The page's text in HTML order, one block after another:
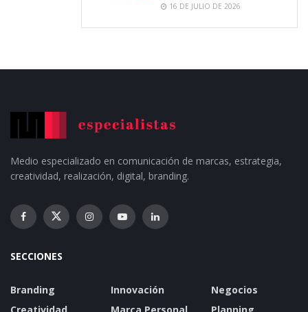
16 DE JULIO DE 2026
Medio especializado en comunicación de marcas, estrategia,
creatividad, realización, digital, branding.
SECCIONES
Branding
Creatividad
Innovación
Marca Personal
Negocios
Planning